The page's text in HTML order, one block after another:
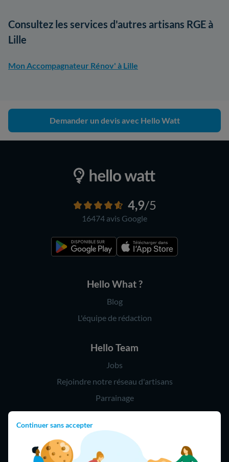
Continuer sans accepter
Consultez les services d'autres artisans RGE à
Lille
Mon Accompagnateur Rénov' à Lille
Demander un devis avec Hello Watt
4,9/5
16474 avis Google
Hello What ?
Blog
L'équipe de rédaction
Hello Team
Jobs
Rejoindre notre réseau d'artisans
Parrainage
Hello !
09 75 18 60 60
(8h-21h)